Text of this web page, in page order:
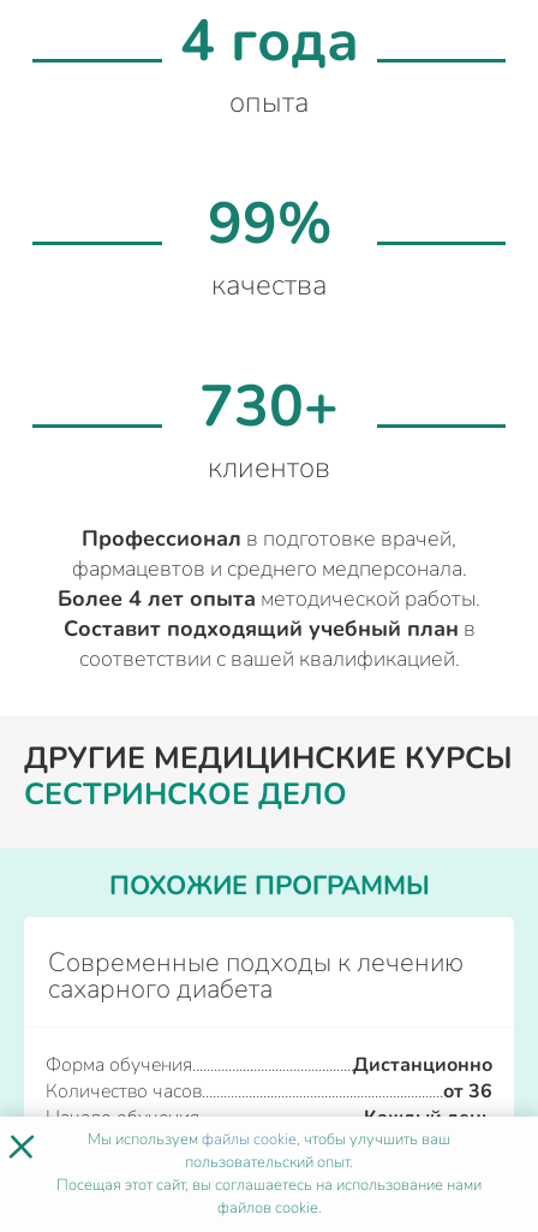
4 года
опыта
99%
качества
730+
клиентов
Профессионал в подготовке врачей,
фармацевтов и среднего медперсонала.
Более 4 лет опыта методической работы.
Составит подходящий учебный план в
соответствии с вашей квалификацией.
ДРУГИЕ МЕДИЦИНСКИЕ КУРСЫ
СЕСТРИНСКОЕ ДЕЛО
ПОХОЖИЕ ПРОГРАММЫ
Современные подходы к лечению
сахарного диабета
Форма обучения
Дистанционно
Количество часов
от 36
Начало обучения
Каждый день
Записаться
× Мы используемфайлы cookie, чтобы улучшить ваш
пользовательский опыт.
Посещая этот сайт, вы соглашаетесь на использование нами
файлов cookie.